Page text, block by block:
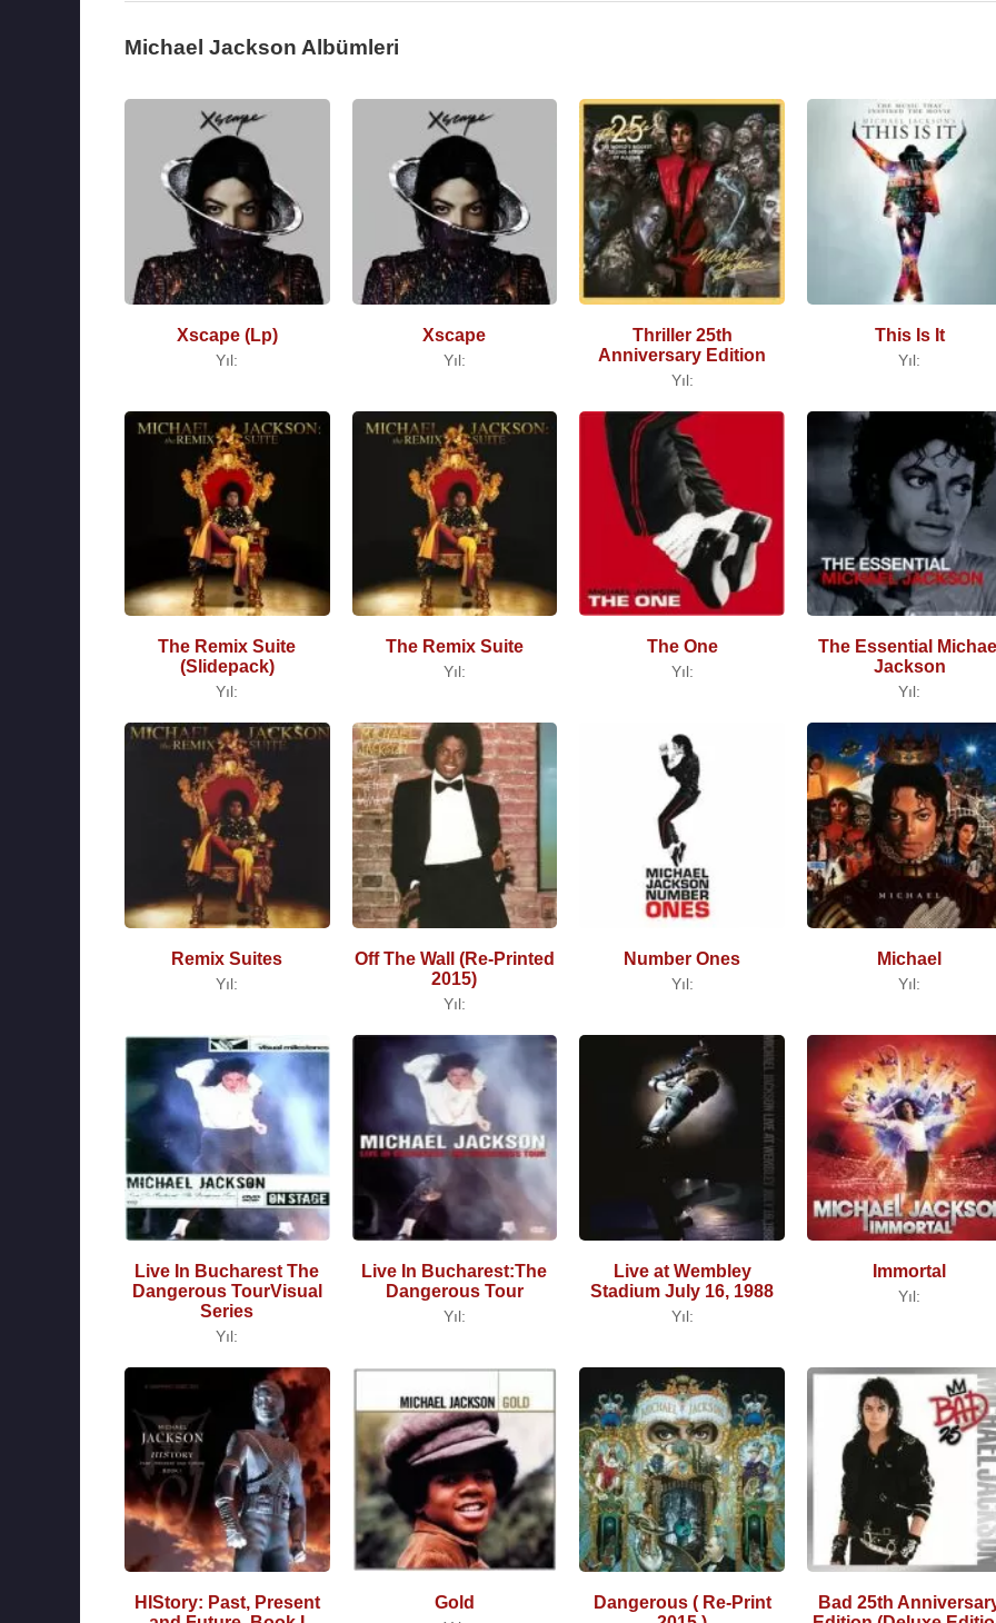
Michael Jackson Albümleri
Xscape (Lp)
Yıl:
Xscape
Yıl:
Thriller 25th
Anniversary Edition
Yıl:
This Is It
Yıl:
The Remix Suite
(Slidepack)
Yıl:
The Remix Suite
Yıl:
The One
Yıl:
The Essential
Jackson
Yıl:
Remix Suites
Yıl:
Off The Wall (Re-Printed
2015)
Yıl:
Number Ones
Yıl:
Michael
Yıl:
Live In Bucharest The
Dangerous TourVisual
Series
Yıl:
Live In Bucharest:The
Dangerous Tour
Yıl:
Live at Wembley
Stadium July 16, 1988
Yıl:
Immortal
Yıl:
HIStory: Past, Present
Gold
Dangerous ( Re-Print
Bad 25th